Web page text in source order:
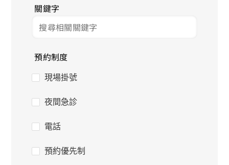
關鍵字
預約制度
現場掛號
夜間急診
電話
預約優先制